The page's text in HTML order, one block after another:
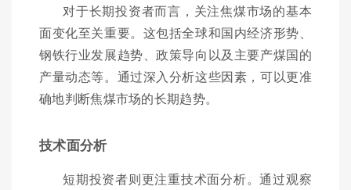
对于长期投资者而言，关注焦煤市场的基本
面变化至关重要。这包括全球和国内经济形势、
钢铁行业发展趋势、政策导向以及主要产煤国的
产量动态等。通过深入分析这些因素，可以更准
确地判断焦煤市场的长期趋势。
技术面分析
短期投资者则更注重技术面分析。通过观察